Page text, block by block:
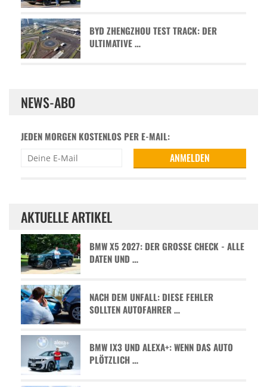
BYD ZHENGZHOU TEST TRACK: DER
ULTIMATIVE …
NEWS-ABO
JEDEN MORGEN KOSTENLOS PER E-MAIL:
AKTUELLE ARTIKEL
BMW X5 2027: DER GROSSE CHECK - ALLE D
ATEN UND …
NACH DEM UNFALL: DIESE FEHLER
SOLLTEN AUTOFAHRER …
BMW IX3 UND ALEXA+: WENN DAS AUTO
PLÖTZLICH …